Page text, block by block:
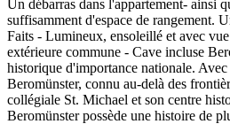
Un débarras dans l'appartement- ainsi
suffisamment d'espace de rangement.
Faits - Lumineux, ensoleillé et avec
extérieure commune - Cave incluse
historique d'importance nationale.
Beromünster, connu au-delà des
collégiale St. Michael et son centre
Beromünster possède une histoire de